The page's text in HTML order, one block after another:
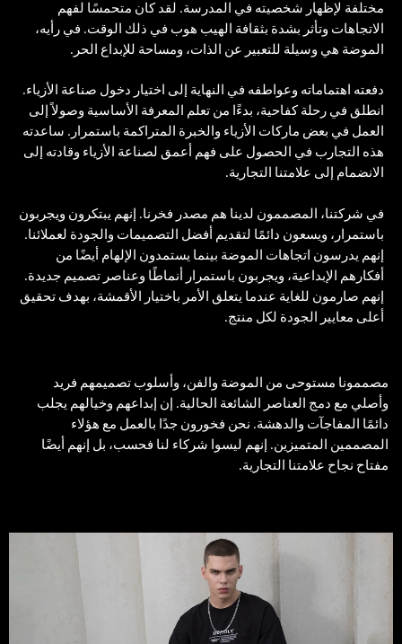
مختلفة لإظهار شخصيته في المدرسة. لقد كان متحمسًا لفهم
الاتجاهات وتأثر بشدة بثقافة الهيب هوب في ذلك الوقت. في رأيه،
الموضة هي وسيلة للتعبير عن الذات، ومساحة للإبداع الحر.
دفعته اهتماماته وعواطفه في النهاية إلى اختيار دخول صناعة الأزياء.
انطلق في رحلة كفاحية، بدءًا من تعلم المعرفة الأساسية وصولاً إلى
العمل في بعض ماركات الأزياء والخبرة المتراكمة باستمرار. ساعدته
هذه التجارب في الحصول على فهم أعمق لصناعة الأزياء وقادته إلى
الانضمام إلى علامتنا التجارية.
في شركتنا، المصممون لدينا هم مصدر فخرنا. إنهم يبتكرون ويجربون
باستمرار، ويسعون دائمًا لتقديم أفضل التصميمات والجودة لعملائنا.
إنهم يدرسون اتجاهات الموضة بينما يستمدون الإلهام أيضًا من
أفكارهم الإبداعية، ويجربون باستمرار أنماطًا وعناصر تصميم جديدة.
إنهم صارمون للغاية عندما يتعلق الأمر باختيار الأقمشة، بهدف تحقيق
أعلى معايير الجودة لكل منتج.
مصممونا مستوحى من الموضة والفن، وأسلوب تصميمهم فريد
وأصلي مع دمج العناصر الشائعة الحالية. إن إبداعهم وخيالهم يجلب
دائمًا المفاجآت والدهشة. نحن فخورون جدًا بالعمل مع هؤلاء
المصممين المتميزين. إنهم ليسوا شركاء لنا فحسب، بل إنهم أيضًا
مفتاح نجاح علامتنا التجارية.